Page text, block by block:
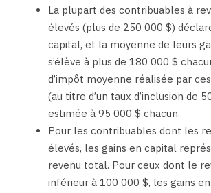
La plupart des contribuables à
élevés (plus de 250 000 $)
capital, et la moyenne de leurs
s’élève à plus de 180 000 $
d’impôt moyenne réalisée par
(au titre d’un taux d’inclusion de
estimée à 95 000 $ chacun.
Pour les contribuables dont les
élevés, les gains en capital
revenu total. Pour ceux dont le
inférieur à 100 000 $, les gains